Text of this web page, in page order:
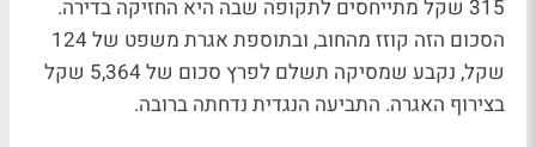
315 שקל מתייחסים לתקופה שבה היא החזיקה בדירה.
הסכום הזה קוזז מהחוב, ובתוספת אגרת משפט של 124
שקל, נקבע שמסיקה תשלם לפרץ סכום של 5,364 שקל
בצירוף האגרה. התביעה הנגדית נדחתה ברובה.